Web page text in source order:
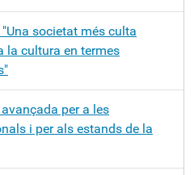
societat més culta
la cultura en termes
per a les
i per als estands de la